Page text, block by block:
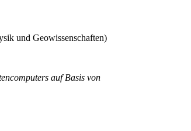
und Geowissenschaften)
auf Basis von